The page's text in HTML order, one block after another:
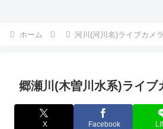
ホーム 河川(河川名)ライブカメ
郷瀬川(木曽川水系)ライブ
X Facebook